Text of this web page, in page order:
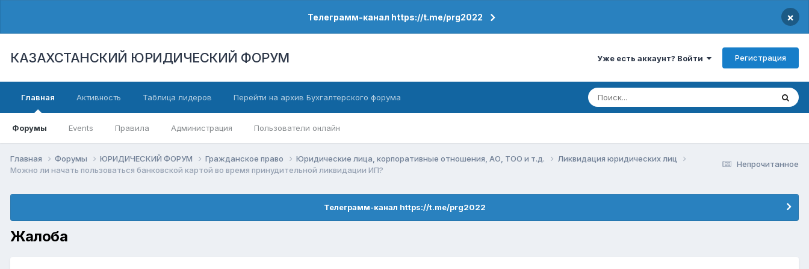
Телеграмм-канал https://t.me/prg2022 ×
КАЗАХСТАНСКИЙ ЮРИДИЧЕСКИЙ ФОРУМ Уже есть аккаунт? Войти Регистрация
Главная
Форумы Events Правила Администрация Пользователи онлайн
Активность Таблица лидеров Перейти на архив Бухгалтерского форума
Непрочитанное
Главная Форумы ЮРИДИЧЕСКИЙ ФОРУМ Гражданское право Юридические лица, корпоративные отношения, АО, ТОО и т.д.
Ликвидация юридических лиц
Можно ли начать пользоваться банковской картой во время принудительной ликвидации ИП?
Телеграмм-канал https://t.me/prg2022
Жалоба